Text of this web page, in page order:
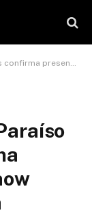
e prepara lançamento oficial